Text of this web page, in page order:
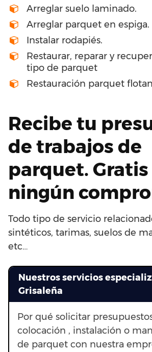
Arreglar suelo laminado.
Arreglar parquet en espiga.
Instalar rodapiés.
Restaurar, reparar y
tipo de parquet
Restauración parquet
Recibe tu
de trabajos de
parquet. Gratis
ningún
Todo tipo de servicio
sintéticos, tarimas, suelos de
etc…
Nuestros servicios
Grisaleña
Por qué solicitar
colocación , instalación o
de parquet con nuestra